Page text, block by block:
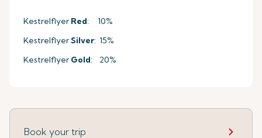
Kestrelflyer Red: 10%
KestrelflyerSilver: 15%
Kestrelflyer Gold: 20%
Book your trip